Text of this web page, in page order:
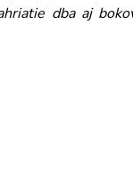
dba aj